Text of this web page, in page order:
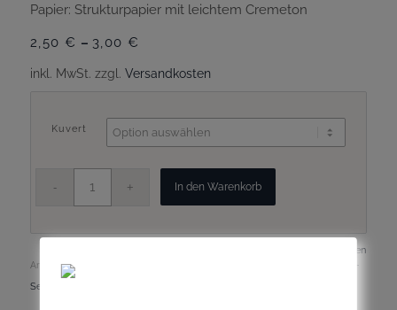
Papier: Strukturpapier mit leichtem Cremeton
2,50€ – 3,00€
inkl. MwSt. zzgl. Versandkosten
Kuvert
Zurücksetzen
In den Warenkorb
Artikelnummer:
Love-
Serie